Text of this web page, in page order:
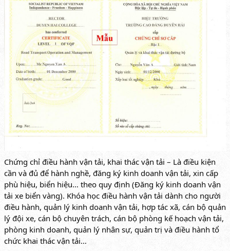
Chứng chỉ điều hành vận tải, khai thác vận tải – Là điều kiện
cần và đủ để hành nghề, đăng ký kinh doanh vận tải, xin cấp
phù hiệu, biển hiệu… theo quy định (Đăng ký kinh doanh vận
tải xe biển vàng). Khóa học điều hành vận tải dành cho người
điều hành, quản lý kinh doanh vận tải, hợp tác xã, cán bộ quản
lý đội xe, cán bộ chuyên trách, cán bộ phòng kế hoạch vận tải,
phòng kinh doanh, quản lý nhân sự, quản trị và điều hành tổ
chức khai thác vận tải…